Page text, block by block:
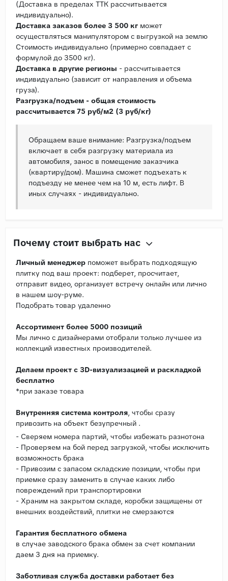
(Доставка в пределах ТТК рассчитывается
индивидуально).
Доставка заказов более 3 500 кг может
осуществляться манипулятором с выгрузкой на землю
Стоимость индивидуально (примерно совпадает с
формулой до 3500 кг).
Доставка в другие регионы - рассчитывается
индивидуально (зависит от направления и объема
груза).
Разгрузка/подъем - общая стоимость
рассчитывается 75 руб/м2 (3 руб/кг)
Обращаем ваше внимание: Разгрузка/подъем
включает в себя разгрузку материала из
автомобиля, занос в помещение заказчика
(квартиру/дом). Машина сможет подъехать к
подъезду не менее чем на 10 м, есть лифт. В
иных случаях - индивидуально.
Почему стоит выбрать нас
Личный менеджер поможет выбрать подходящую
плитку под ваш проект: подберет, просчитает,
отправит видео, организует встречу онлайн или лично
в нашем шоу-руме.
Подобрать товар удаленно
Ассортимент более 5000 позиций
Мы лично с дизайнерами отобрали только лучшее из
коллекций известных производителей.
Делаем проект с 3D-визуализацией и раскладкой
бесплатно
*при заказе товара
Внутренняя система контроля, чтобы сразу
привозить на объект безупречный .
- Сверяем номера партий, чтобы избежать разнотона
- Проверяем на бой перед загрузкой, чтобы исключить
возможность брака
- Привозим с запасом складские позиции, чтобы при
приемке сразу заменить в случае каких либо
повреждений при транспортировки
- Храним на закрытом складе, коробки защищены от
внешних воздействий, плитки не смерзаются
Гарантия бесплатного обмена
в случае заводского брака обмен за счет компании
даем 3 дня на приемку.
Заботливая служба доставки работает без